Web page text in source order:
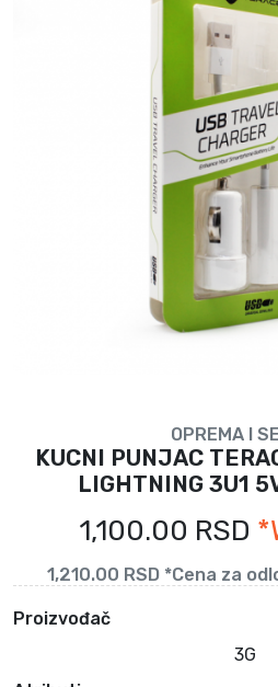
OPREMA I
KUCNI PUNJAC
LIGHTNING 3U1
1,100.00 RSD
1,210.00 RSD *Cena za
Proizvođač
3G